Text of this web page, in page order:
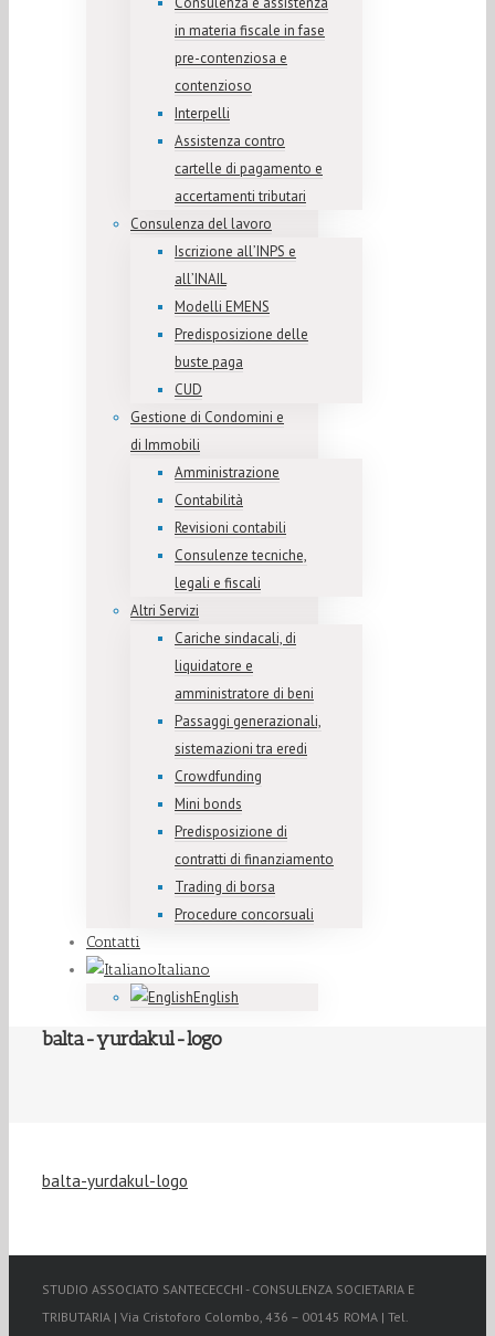
in materia fiscale in fase
pre-contenziosa e
contenzioso
Interpelli
Assistenza contro
cartelle di pagamento e
accertamenti tributari
Consulenza del lavoro
Iscrizione all’INPS e
all’INAIL
Modelli EMENS
Predisposizione delle
buste paga
CUD
Gestione di Condomini e
di Immobili
Amministrazione
Contabilità
Revisioni contabili
Consulenze tecniche,
legali e fiscali
Altri Servizi
Cariche sindacali, di
liquidatore e
amministratore di beni
Passaggi generazionali,
sistemazioni tra eredi
Crowdfunding
Mini bonds
Predisposizione di
contratti di finanziamento
Trading di borsa
Procedure concorsuali
Contatti
Italiano
English
balta-yurdakul-logo
balta-yurdakul-logo
STUDIO ASSOCIATO SANTECECCHI - CONSULENZA SOCIETARIA E
TRIBUTARIA | Via Cristoforo Colombo, 436 – 00145 ROMA | Tel.